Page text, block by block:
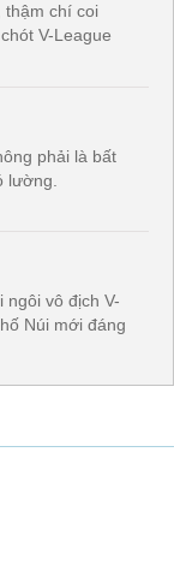
thậm chí coi
V-League
phải là bất
lường.
ngôi vô địch V-
Núi mới đáng